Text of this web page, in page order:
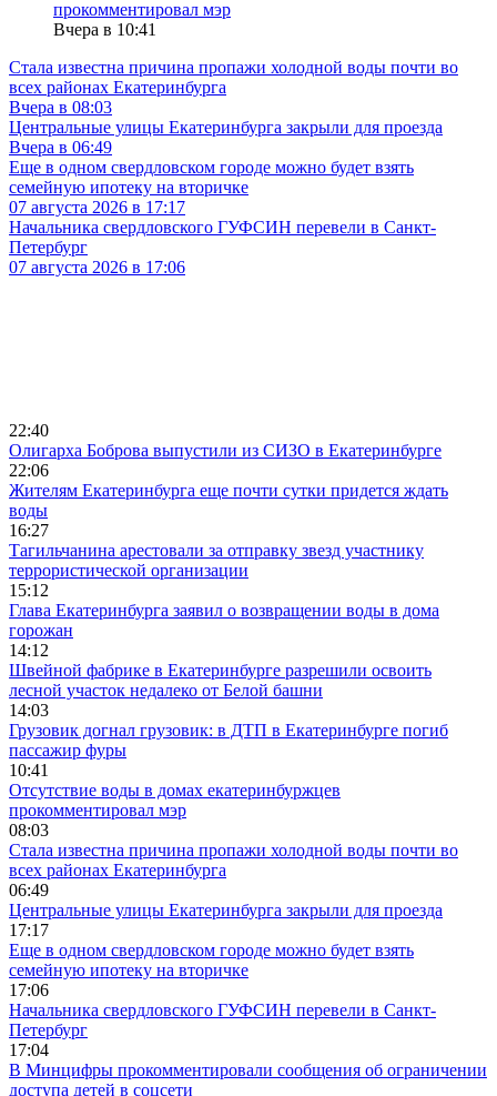
прокомментировал мэр
Вчера в 10:41
Стала известна причина пропажи холодной воды почти во
всех районах Екатеринбурга
Вчера в 08:03
Центральные улицы Екатеринбурга закрыли для проезда
Вчера в 06:49
Еще в одном свердловском городе можно будет взять
семейную ипотеку на вторичке
07 августа 2026 в 17:17
Начальника свердловского ГУФСИН перевели в Санкт-
Петербург
07 августа 2026 в 17:06
22:40
Олигарха Боброва выпустили из СИЗО в Екатеринбурге
22:06
Жителям Екатеринбурга еще почти сутки придется ждать
воды
16:27
Тагильчанина арестовали за отправку звезд участнику
террористической организации
15:12
Глава Екатеринбурга заявил о возвращении воды в дома
горожан
14:12
Швейной фабрике в Екатеринбурге разрешили освоить
лесной участок недалеко от Белой башни
14:03
Грузовик догнал грузовик: в ДТП в Екатеринбурге погиб
пассажир фуры
10:41
Отсутствие воды в домах екатеринбуржцев
прокомментировал мэр
08:03
Стала известна причина пропажи холодной воды почти во
всех районах Екатеринбурга
06:49
Центральные улицы Екатеринбурга закрыли для проезда
17:17
Еще в одном свердловском городе можно будет взять
семейную ипотеку на вторичке
17:06
Начальника свердловского ГУФСИН перевели в Санкт-
Петербург
17:04
В Минцифры прокомментировали сообщения об ограничении
доступа детей в соцсети